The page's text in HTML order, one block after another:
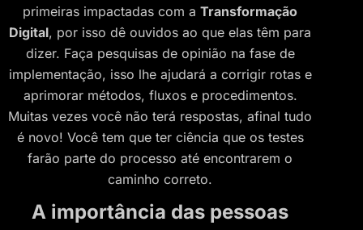
primeiras impactadas com a Transformação
Digital, por isso dê ouvidos ao que elas têm para
dizer. Faça pesquisas de opinião na fase de
implementação, isso lhe ajudará a corrigir rotas e
aprimorar métodos, fluxos e procedimentos.
Muitas vezes você não terá respostas, afinal tudo
é novo! Você tem que ter ciência que os testes
farão parte do processo até encontrarem o
caminho correto.
A importância das pessoas